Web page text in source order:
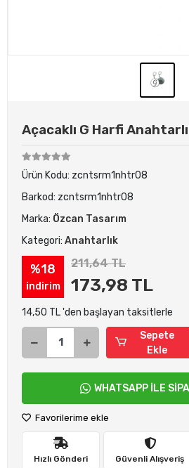
Açacaklı G Harfi
Ürün Kodu: zcntsrm1nhtr08
Barkod: zcntsrm1nhtr08
Marka: Özcan Tasarım
Kategori: Anahtarlık
%18
indirim
211,64 TL
173,98 TL
14,50 TL 'den başlayan taksitlerle
Sepete
Ekle
WHATSAPP İLE
Favorilerime ekle
Hızlı Gönderi Güvenli Alışveriş